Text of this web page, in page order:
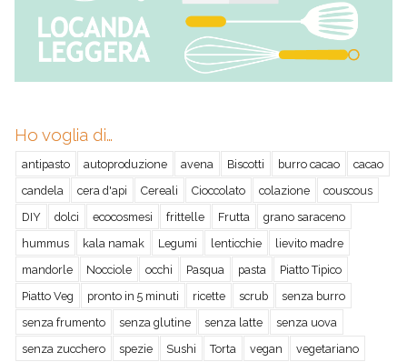
Ho voglia di…
antipasto autoproduzione avena Biscotti burro cacao
cacao
candela
cera d'api Cereali Cioccolato colazione
couscous
DIY
dolci ecocosmesi frittelle Frutta
grano saraceno
hummus
kala namak Legumi lenticchie
lievito madre
mandorle
Nocciole occhi Pasqua pasta
Piatto Tipico
Piatto Veg
pronto in 5 minuti ricette scrub
senza burro
senza frumento
senza glutine senza latte
senza uova
senza zucchero
spezie Sushi Torta vegan vegetariano